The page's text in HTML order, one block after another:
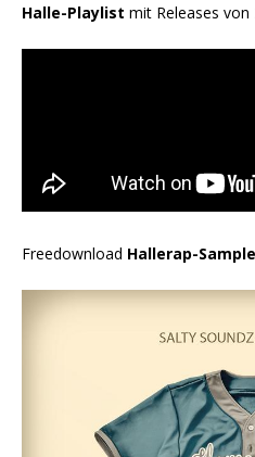
Halle-Playlist mit Releases von
Freedownload Hallerap-